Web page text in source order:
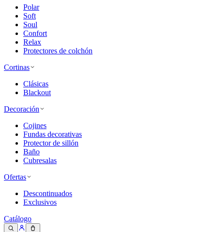
Polar
Soft
Soul
Confort
Relax
Protectores de colchón
Cortinas
Clásicas
Blackout
Decoración
Cojines
Fundas decorativas
Protector de sillón
Baño
Cubresalas
Ofertas
Descontinuados
Exclusivos
Catálogo